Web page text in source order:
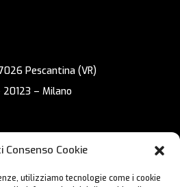
Consenso Cookie
utilizziamo tecnologie come i cookie
Pescantina (VR)
20123 – Milano